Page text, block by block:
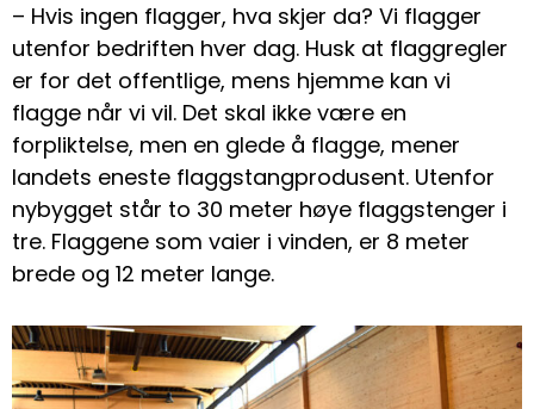
– Hvis ingen flagger, hva skjer da? Vi flagger
utenfor bedriften hver dag. Husk at flaggregler
er for det offentlige, mens hjemme kan vi
flagge når vi vil. Det skal ikke være en
forpliktelse, men en glede å flagge, mener
landets eneste flaggstangprodusent. Utenfor
nybygget står to 30 meter høye flaggstenger i
tre. Flaggene som vaier i vinden, er 8 meter
brede og 12 meter lange.